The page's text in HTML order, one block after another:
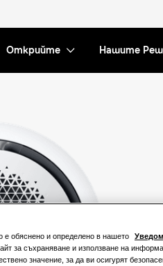
Открийте Нашите
е обяснено и определено в нашето
за съхраняване и използване на
значение, за да ви осигурят